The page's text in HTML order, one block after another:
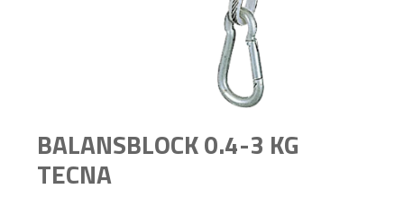
BALANSBLOCK 0.4-3 KG
TECNA